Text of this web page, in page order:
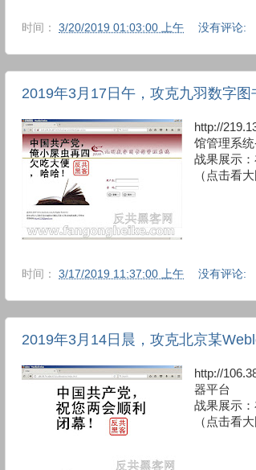
时间： 3/20/2019 01:03:00 上午 没有评论:
2019年3月17日午，攻克九羽数字
http://
馆管理系
战果展示
（点击看大
时间： 3/17/2019 11:37:00 上午 没有评论:
2019年3月14日晨，攻克北京某
http://
器平台
战果展示
（点击看大